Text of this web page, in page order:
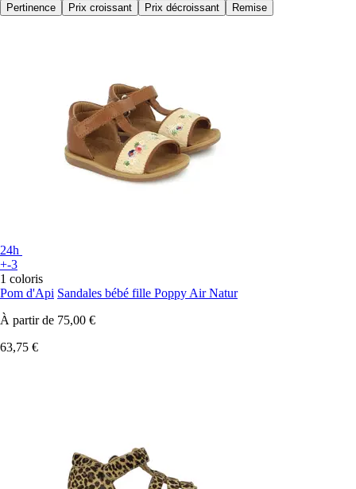
Pertinence
Prix croissant Prix décroissant Remise
24h
+-3
1 coloris
Pom d'Api Sandales bébé fille Poppy Air Natur
À partir de 75,00 €
63,75 €